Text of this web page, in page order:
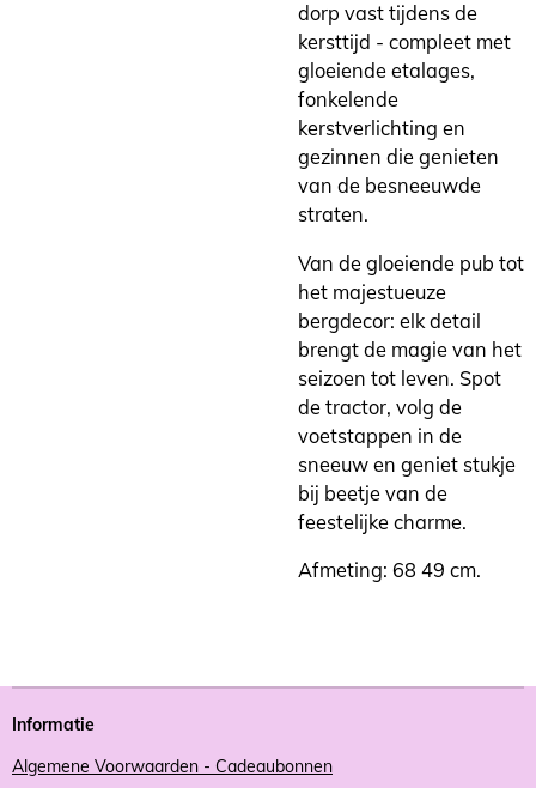
dorp vast tijdens de
kersttijd - compleet met
gloeiende etalages,
fonkelende
kerstverlichting en
gezinnen die genieten
van de besneeuwde
straten.
Van de gloeiende pub tot
het majestueuze
bergdecor: elk detail
brengt de magie van het
seizoen tot leven. Spot
de tractor, volg de
voetstappen in de
sneeuw en geniet stukje
bij beetje van de
feestelijke charme.
Afmeting: 68 49 cm.
Informatie
Algemene Voorwaarden - Cadeaubonnen